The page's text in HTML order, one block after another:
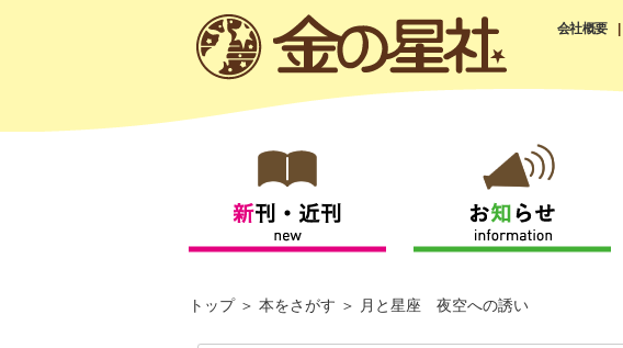
会社概要
トップ 本をさがす 月と星座 夜空への誘い